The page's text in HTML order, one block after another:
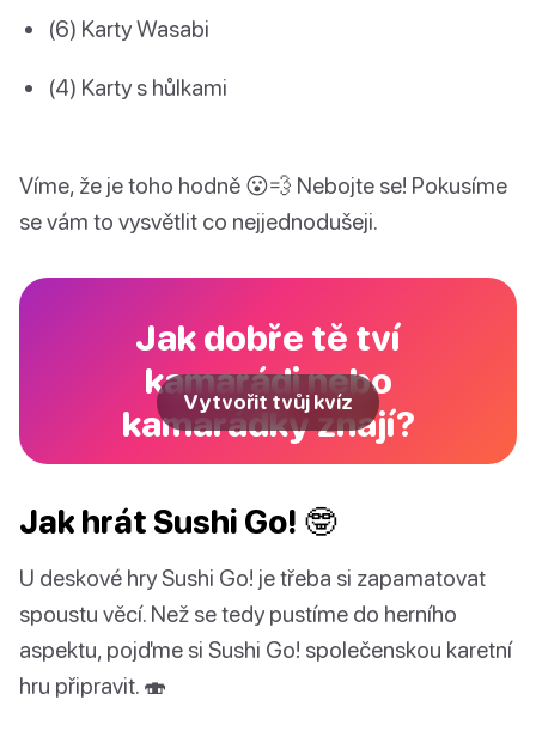
(6) Karty Wasabi
(4) Karty s hůlkami
Víme, že je toho hodně 😮💨 Nebojte se! Pokusíme
se vám to vysvětlit co nejjednodušeji.
Jak dobře tě tví
kamarádi nebo
kamarádky znají?
Vytvořit tvůj kvíz
Jak hrát Sushi Go! 🤓
U deskové hry Sushi Go! je třeba si zapamatovat
spoustu věcí. Než se tedy pustíme do herního
aspektu, pojďme si Sushi Go! společenskou karetní
hru připravit. 🍣